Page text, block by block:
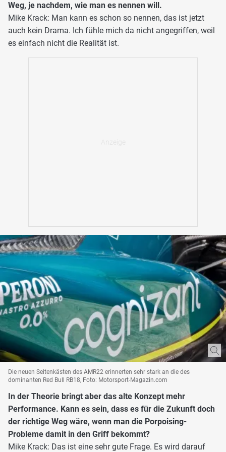
Weg, je nachdem, wie man es nennen will.
Mike Krack: Man kann es schon so nennen, das ist jetzt
auch kein Drama. Ich fühle mich da nicht angegriffen, weil
es einfach nicht die Realität ist.
Die neuen Seitenkästen des AMR22 erinnerten sehr stark an die des
dominanten Red Bull RB18, Foto: Motorsport-Magazin.com
In der Theorie bringt aber das alte Konzept mehr
Performance. Kann es sein, dass es für die Zukunft doch
der richtige Weg wäre, wenn man die Porpoising-
Probleme damit in den Griff bekommt?
Mike Krack: Das ist eine sehr gute Frage. Es wird darauf